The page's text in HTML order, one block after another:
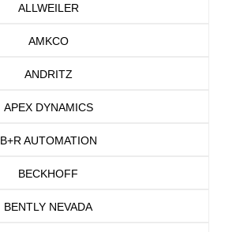
ALLWEILER
AMKCO
ANDRITZ
APEX DYNAMICS
B+R AUTOMATION
BECKHOFF
BENTLY NEVADA